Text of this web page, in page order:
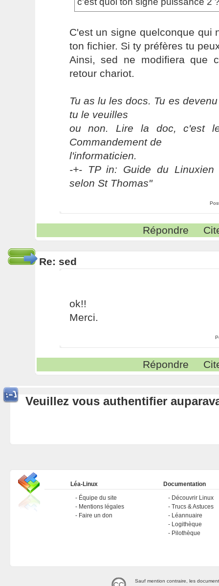
C'est un signe quelconque qui
ton fichier. Si ty préfères tu
Ainsi, sed ne modifiera que
retour chariot.
Tu as lu les docs. Tu es
tu le veuilles
ou non. Lire la doc, c'est
Commandement de
l'informaticien.
-+- TP in: Guide du Linuxien
selon St Thomas"
Répondre
Re: sed
ok!!
Merci.
Répondre
Veuillez vous authentifier
Léa-Linux
Équipe du site
Mentions légales
Faire un don
Documentation
Découvrir Linux
Trucs & Astuces
Léannuaire
Logithèque
Pilothèque
Sauf mention contraire, les